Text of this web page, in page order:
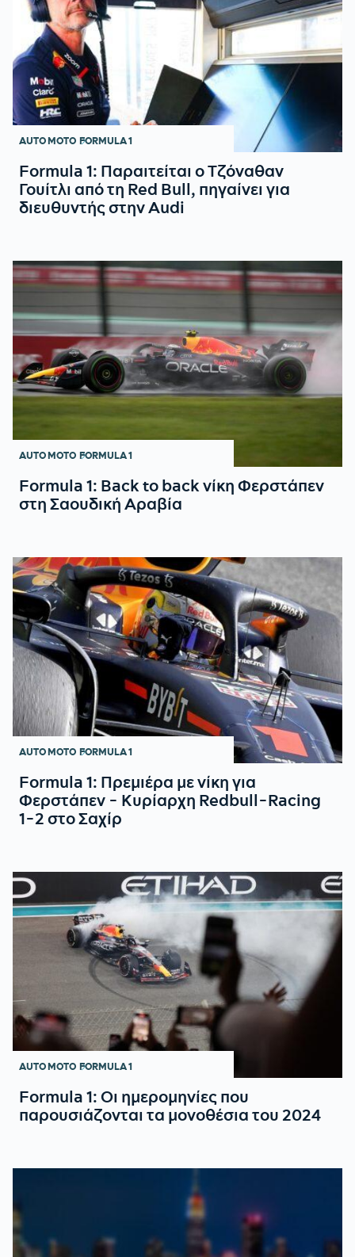
AUTO MOTO FORMULA 1
Formula 1: Παραιτείται ο Τζόναθαν
Γουίτλι από τη Red Bull, πηγαίνει για
διευθυντής στην Audi
AUTO MOTO FORMULA 1
Formula 1: Back to back νίκη Φερστάπεν
στη Σαουδική Αραβία
AUTO MOTO FORMULA 1
Formula 1: Πρεμιέρα με νίκη για
Φερστάπεν - Κυρίαρχη Redbull-Racing
1-2 στο Σαχίρ
AUTO MOTO FORMULA 1
Formula 1: Οι ημερομηνίες που
παρουσιάζονται τα μονοθέσια του 2024